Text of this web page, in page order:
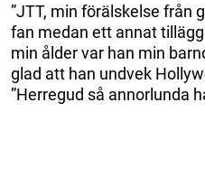
”JTT, min förälskelse från
fan medan ett annat
min ålder var han min
glad att han undvek
”Herregud så annorlunda